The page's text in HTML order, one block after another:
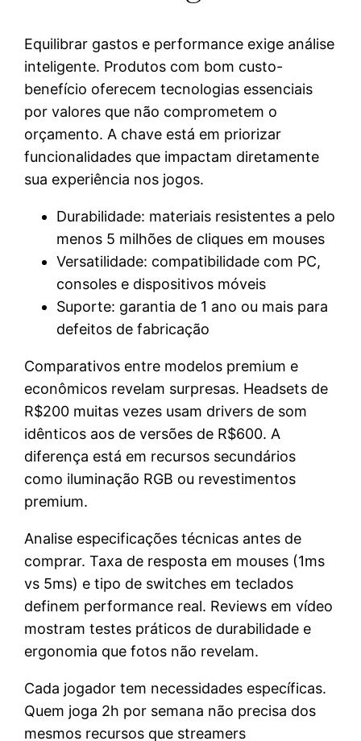
Equilibrar gastos e performance exige análise
inteligente. Produtos com bom custo-
benefício oferecem tecnologias essenciais
por valores que não comprometem o
orçamento. A chave está em priorizar
funcionalidades que impactam diretamente
sua experiência nos jogos.
Durabilidade: materiais resistentes a pelo
menos 5 milhões de cliques em mouses
Versatilidade: compatibilidade com PC,
consoles e dispositivos móveis
Suporte: garantia de 1 ano ou mais para
defeitos de fabricação
Comparativos entre modelos premium e
econômicos revelam surpresas. Headsets de
R$200 muitas vezes usam drivers de som
idênticos aos de versões de R$600. A
diferença está em recursos secundários
como iluminação RGB ou revestimentos
premium.
Analise especificações técnicas antes de
comprar. Taxa de resposta em mouses (1ms
vs 5ms) e tipo de switches em teclados
definem performance real. Reviews em vídeo
mostram testes práticos de durabilidade e
ergonomia que fotos não revelam.
Cada jogador tem necessidades específicas.
Quem joga 2h por semana não precisa dos
mesmos recursos que streamers